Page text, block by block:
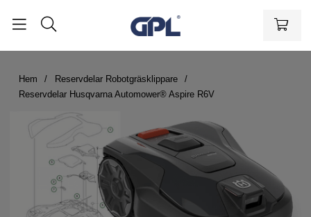
Hem
Reservdelar Robotgräsklippare
Reservdelar Husqvarna Automower® Aspire R6V